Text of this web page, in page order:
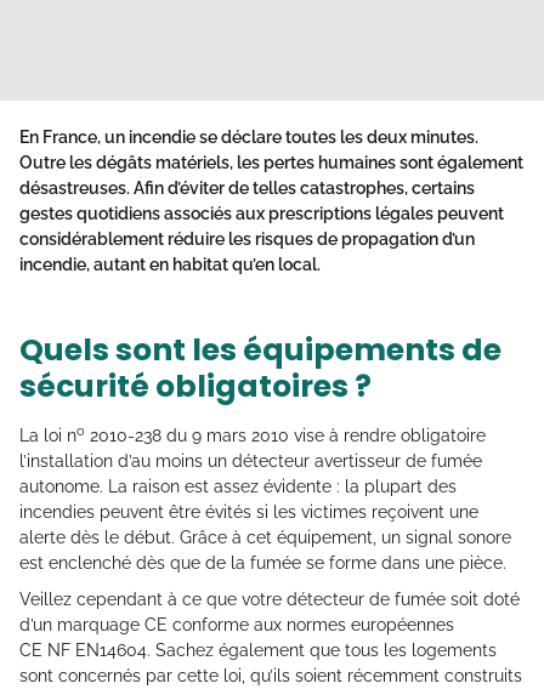
En France, un incendie se déclare toutes les deux minutes.
Outre les dégâts matériels, les pertes humaines sont également
désastreuses. Afin d’éviter de telles catastrophes, certains
gestes quotidiens associés aux prescriptions légales peuvent
considérablement réduire les risques de propagation d’un
incendie, autant en habitat qu’en local.
Quels sont les équipements de
sécurité obligatoires ?
La loi no 2010-238 du 9 mars 2010 vise à rendre obligatoire
l’installation d’au moins un détecteur avertisseur de fumée
autonome. La raison est assez évidente : la plupart des
incendies peuvent être évités si les victimes reçoivent une
alerte dès le début. Grâce à cet équipement, un signal sonore
est enclenché dès que de la fumée se forme dans une pièce.
Veillez cependant à ce que votre détecteur de fumée soit doté
d’un marquage CE conforme aux normes européennes
CE NF EN14604. Sachez également que tous les logements
sont concernés par cette loi, qu’ils soient récemment construits